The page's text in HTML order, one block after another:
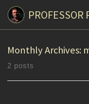
Skip to content
PROFESSOR
Monthly Archives:
2 posts